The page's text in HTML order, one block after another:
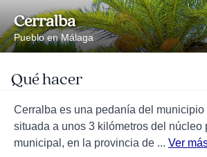
Cerralba
Pueblo en Málaga
Qué hacer
Cerralba es una pedanía del municipio
situada a unos 3 kilómetros del núcleo
municipal, en la provincia de ... Ver